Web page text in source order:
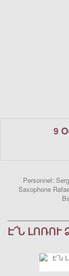
9
Personnel:
Saxophone
Է՜Ն ԼՈՌՈՒ